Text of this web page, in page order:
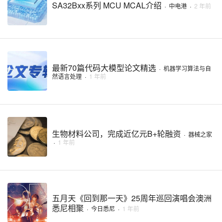
SA32Bxx系列 MCU MCAL介绍 · 中电港 · 2 年前
最新70篇代码大模型论文精选 · 机器学习算法与自
然语言处理 · 1 年前
生物材料公司，完成近亿元B+轮融资 · 器械之家
· 1 年前
五月天《回到那一天》25周年巡回演唱会澳洲
悉尼相聚 · 今日悉尼 · 1 年前